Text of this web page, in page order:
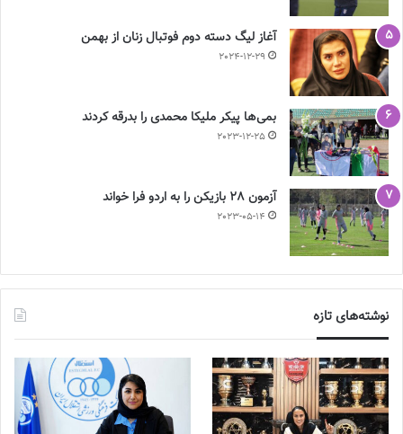
آغاز لیگ دسته دوم فوتبال زنان از بهمن
2024-12-29
بمی‌ها پیکر ملیکا محمدی را بدرقه کردند
2023-12-25
آزمون 28 بازیکن را به اردو فرا خواند
2023-05-14
نوشته‌های تازه